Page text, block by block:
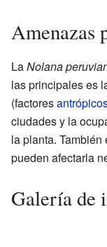
Amenazas
LaNolana
las principales es
(factores
ciudades y la
la planta.
pueden afectarla
Galería de